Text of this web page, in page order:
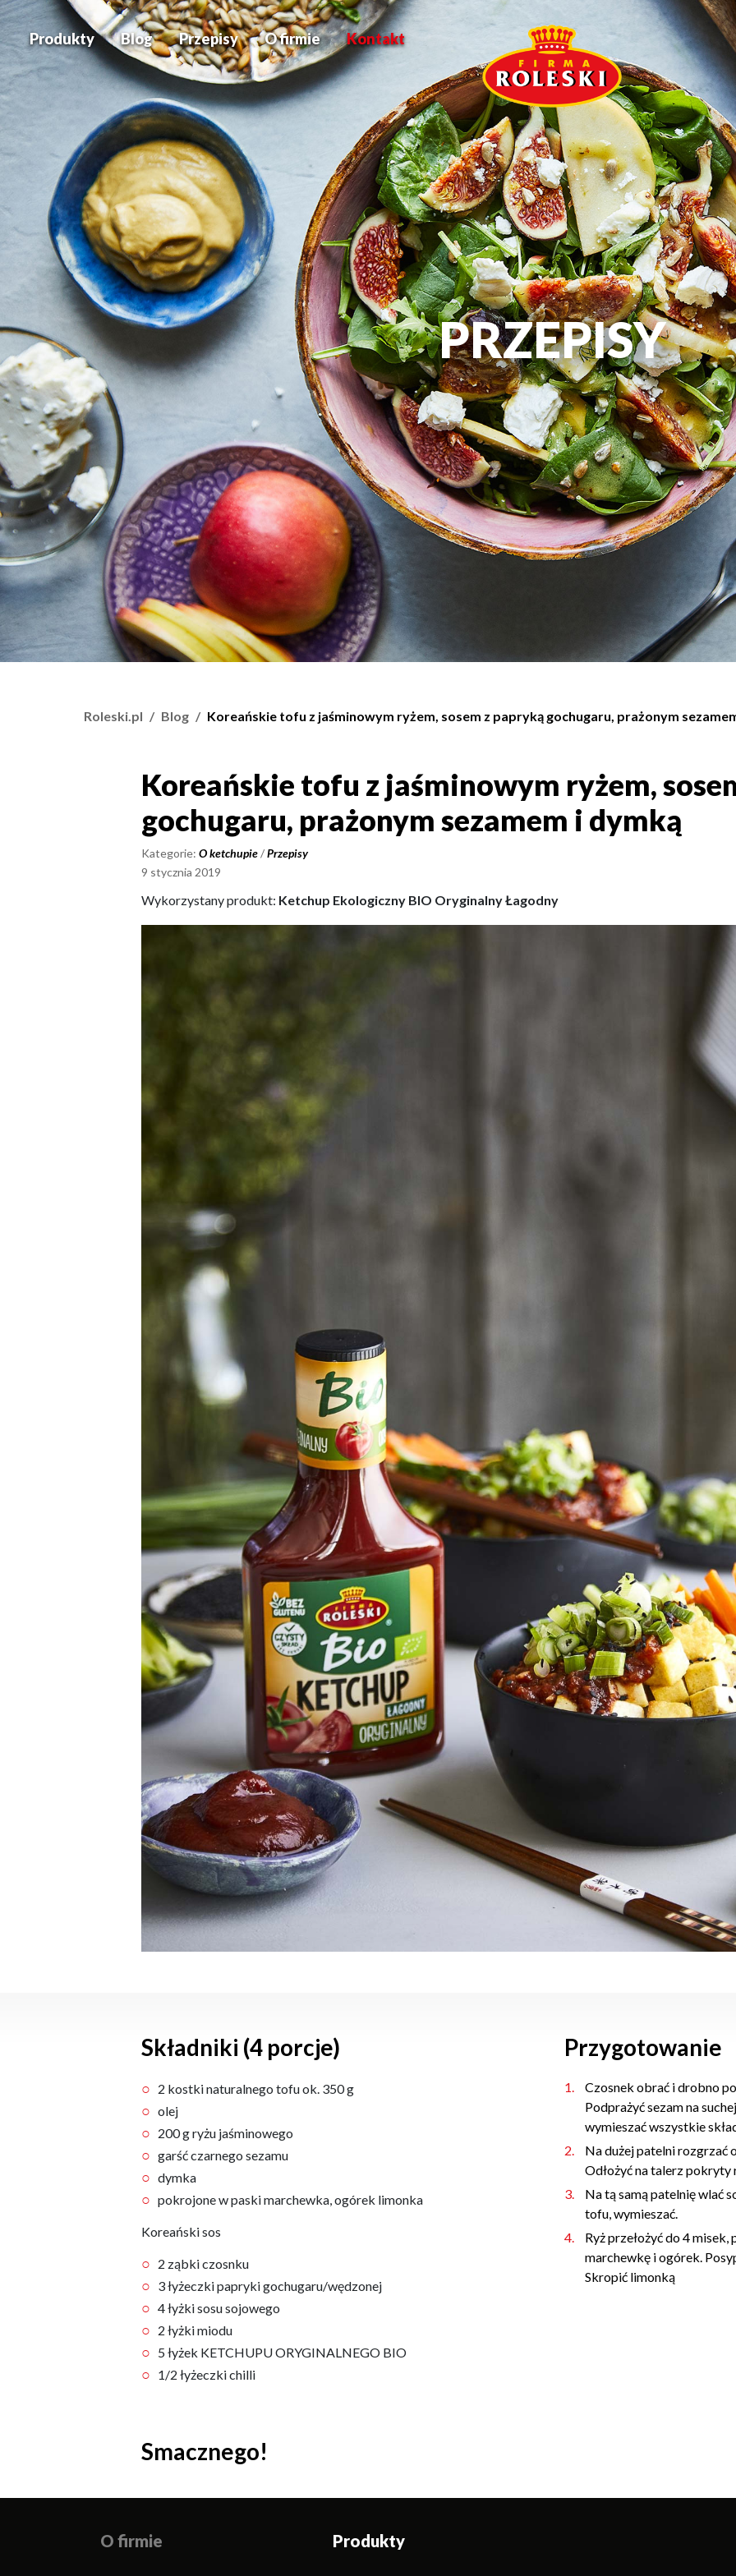
Produkty Blog Przepisy O firmie Kontakt
PRZEPISY
Roleski.pl Blog Koreańskie tofu z jaśminowym ryżem, sosem z papryką gochugaru, prażonym
Koreańskie tofu z jaśminowym ryżem,
Koreańskie tofu z jaśminowym ryżem,
gochugaru, prażonym sezamem i dymką
Kategorie: O ketchupie/Przepisy
9 stycznia 2019
Wykorzystany produkt: Ketchup Ekologiczny BIO Oryginalny Łagodny
Składniki (4 porcje)
2 kostki naturalnego tofu ok. 350 g
olej
200 g ryżu jaśminowego
garść czarnego sezamu
dymka
pokrojone w paski marchewka, ogórek limonka
Koreański sos
2 ząbki czosnku
3 łyżeczki papryki gochugaru/wędzonej
4 łyżki sosu sojowego
2 łyżki miodu
5 łyżek KETCHUPU ORYGINALNEGO BIO
1/2 łyżeczki chilli
Przygotowanie
Czosnek obrać i drobno
Podprażyć sezam na
wymieszać wszystkie
Na dużej patelni rozgrzać
Odłożyć na talerz
Na tą samą patelnię wlać
tofu, wymieszać.
Ryż przełożyć do 4 misek,
marchewkę i ogórek.
Skropić limonką
Smacznego!
O firmie Produkty